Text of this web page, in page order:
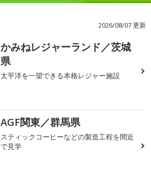
2026/08/07 更新
かみねレジャーランド／茨城
県
太平洋を一望できる本格レジャー施設
AGF関東／群馬県
スティックコーヒーなどの製造工程を間近
で見学